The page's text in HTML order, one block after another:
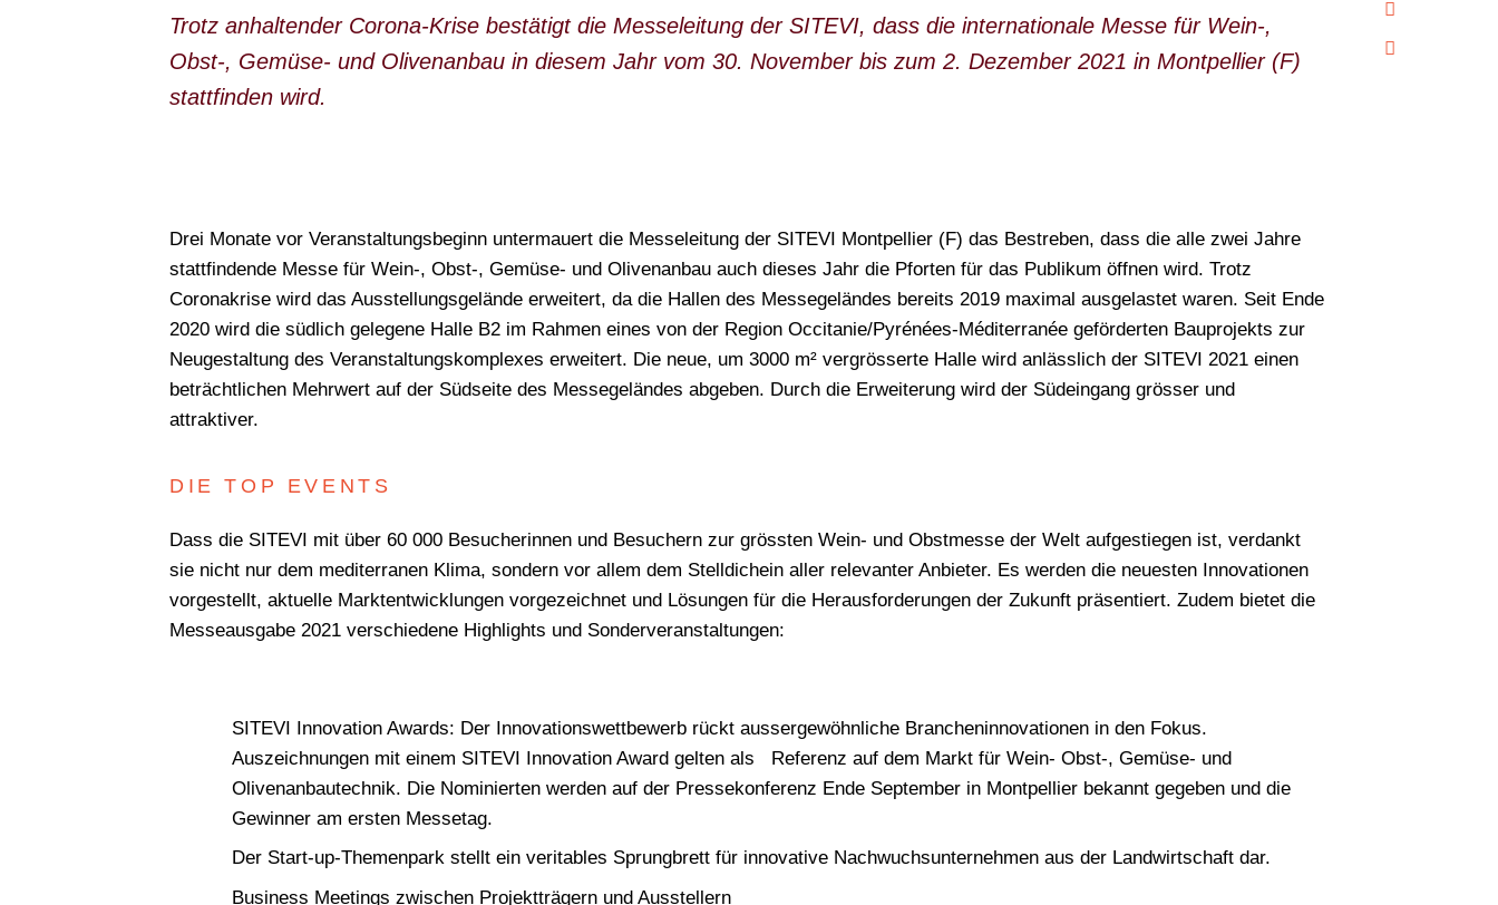
Trotz anhaltender Corona-Krise bestätigt die Messeleitung der SITEVI, dass die internationale Messe für Wein-,
Obst-, Gemüse- und Olivenanbau in diesem Jahr vom 30. November bis zum 2. Dezember 2021 in Montpellier (F)
stattfinden wird.
Drei Monate vor Veranstaltungsbeginn untermauert die Messeleitung der SITEVI Montpellier (F) das Bestreben, dass die alle zwei Jahre
stattfindende Messe für Wein-, Obst-, Gemüse- und Olivenanbau auch dieses Jahr die Pforten für das Publikum öffnen wird. Trotz
Coronakrise wird das Ausstellungsgelände erweitert, da die Hallen des Messegeländes bereits 2019 maximal ausgelastet waren. Seit Ende
2020 wird die südlich gelegene Halle B2 im Rahmen eines von der Region Occitanie/Pyrénées-Méditerranée geförderten Bauprojekts zur
Neugestaltung des Veranstaltungskomplexes erweitert. Die neue, um 3000 m² vergrösserte Halle wird anlässlich der SITEVI 2021 einen
beträchtlichen Mehrwert auf der Südseite des Messegeländes abgeben. Durch die Erweiterung wird der Südeingang grösser und
attraktiver.
DIE TOP EVENTS
Dass die SITEVI mit über 60 000 Besucherinnen und Besuchern zur grössten Wein- und Obstmesse der Welt aufgestiegen ist, verdankt
sie nicht nur dem mediterranen Klima, sondern vor allem dem Stelldichein aller relevanter Anbieter. Es werden die neuesten Innovationen
vorgestellt, aktuelle Marktentwicklungen vorgezeichnet und Lösungen für die Herausforderungen der Zukunft präsentiert. Zudem bietet die
Messeausgabe 2021 verschiedene Highlights und Sonderveranstaltungen:
SITEVI Innovation Awards: Der Innovationswettbewerb rückt aussergewöhnliche Brancheninnovationen in den Fokus.
Auszeichnungen mit einem SITEVI Innovation Award gelten als Referenz auf dem Markt für Wein- Obst-, Gemüse- und
Olivenanbautechnik. Die Nominierten werden auf der Pressekonferenz Ende September in Montpellier bekannt gegeben und die
Gewinner am ersten Messetag.
Der Start-up-Themenpark stellt ein veritables Sprungbrett für innovative Nachwuchsunternehmen aus der Landwirtschaft dar.
Business Meetings zwischen Projektträgern und Ausstellern